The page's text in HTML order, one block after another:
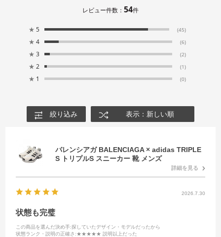
レビュー件数： 54件
★ 5 (45)
★ 4 (6)
★ 3 (2)
★ 2 (1)
★ 1 (0)
絞り込み 表示：新しい順
バレンシアガ BALENCIAGA × adidas TRIPLE
S トリプルS スニーカー 靴 メンズ
詳細を見る
2026.7.30
状態も完璧
この商品を選んだ決め手:探していたデザイン・モデルだったから
状態ランク・説明の正確さ :★★★★★ 説明以上だった